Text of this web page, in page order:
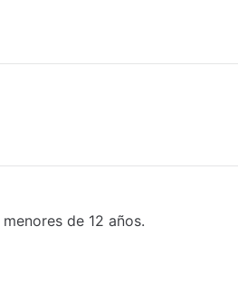
de 12 años.